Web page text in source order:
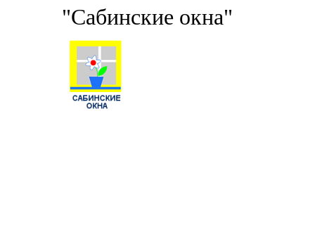
"Сабинские окна"